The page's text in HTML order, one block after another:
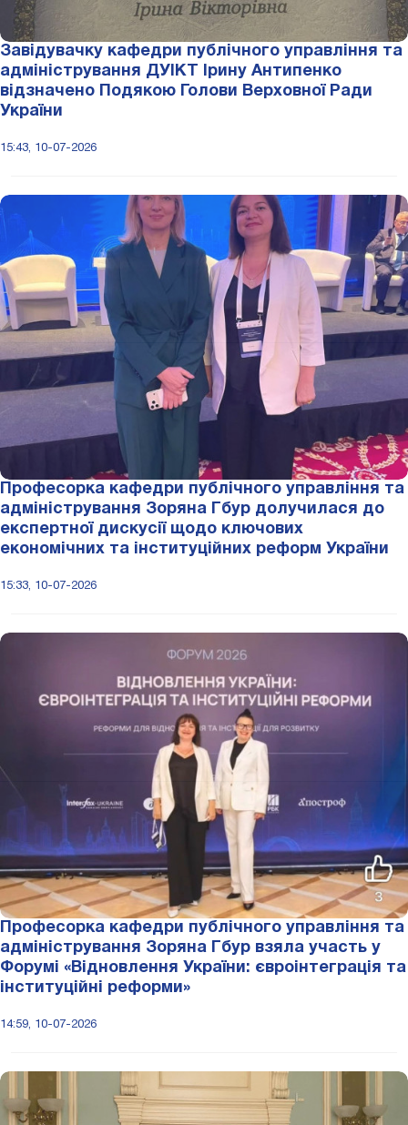
Завідувачку кафедри публічного управління та
адміністрування ДУІКТ Ірину Антипенко
відзначено Подякою Голови Верховної Ради
України
15:43, 10-07-2026
Професорка кафедри публічного управління та
адміністрування Зоряна Гбур долучилася до
експертної дискусії щодо ключових
економічних та інституційних реформ України
15:33, 10-07-2026
Професорка кафедри публічного управління та
адміністрування Зоряна Гбур взяла участь у
Форумі «Відновлення України: євроінтеграція та
інституційні реформи»
14:59, 10-07-2026